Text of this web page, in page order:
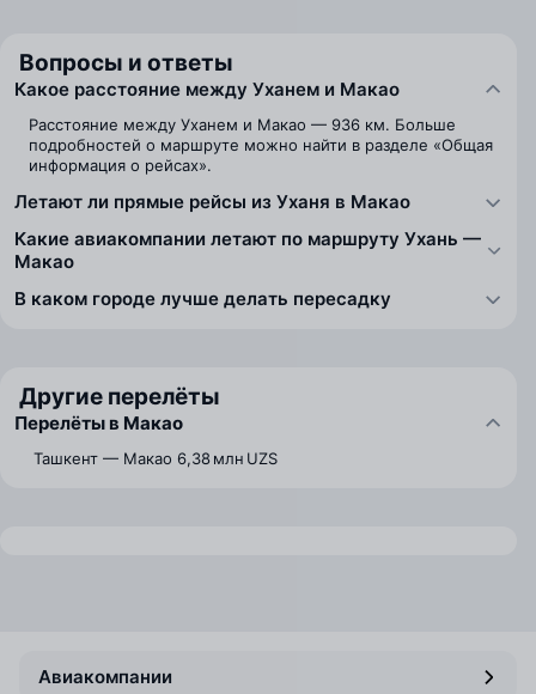
Вопросы и ответы
Какое расстояние между Уханем и Макао
Расстояние между Уханем и Макао — 936 км. Больше
подробностей о маршруте можно найти в разделе «Общая
информация о рейсах».
Летают ли прямые рейсы из Уханя в Макао
Какие авиакомпании летают по маршруту Ухань —
Макао
В каком городе лучше делать пересадку
Другие перелёты
Перелёты в Макао
Ташкент — Макао 6,38 млн UZS
Авиакомпании